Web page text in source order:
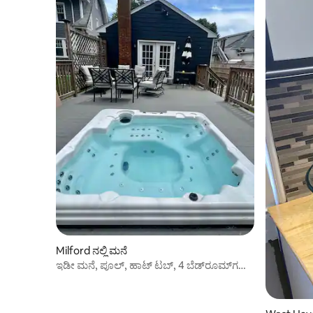
Milford ನಲ್ಲಿ ಮನೆ
ಇಡೀ ಮನೆ, ಪೂಲ್, ಹಾಟ್ ಟಬ್, 4 ಬೆಡ್‌ರೂಮ್‌ಗಳು,